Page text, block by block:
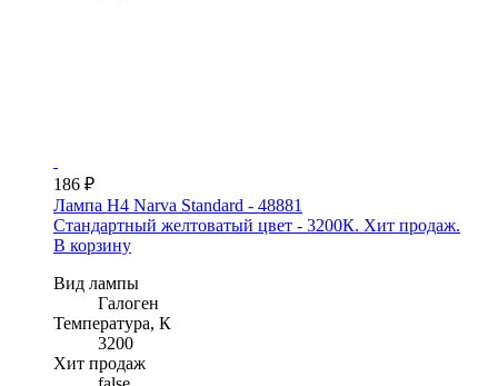
186 ₽
Лампа H4 Narva Standard - 48881
Стандартный желтоватый цвет - 3200К. Хит продаж.
В корзину
Вид лампы
Галоген
Температура, К
3200
Хит продаж